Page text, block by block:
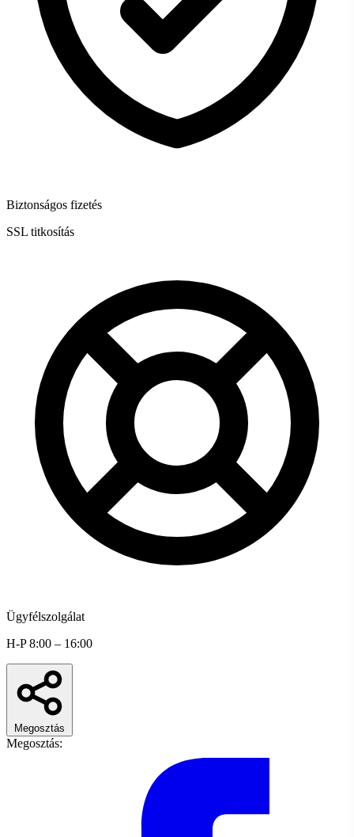
Biztonságos fizetés
SSL titkosítás
Ügyfélszolgálat
H-P 8:00 – 16:00
Megosztás
Megosztás: